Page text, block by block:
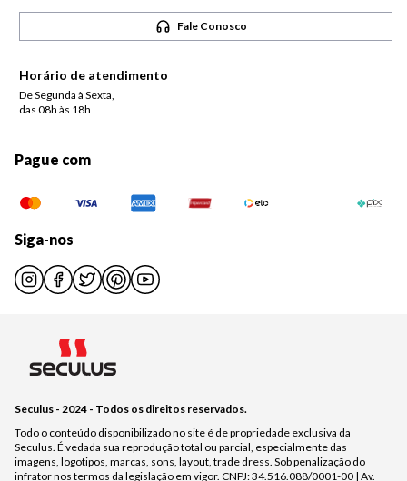
Fale Conosco
Horário de atendimento
De Segunda à Sexta,
das 08h às 18h
Pague com
Siga-nos
Seculus - 2024 - Todos os direitos reservados.
Todo o conteúdo disponibilizado no site é de propriedade exclusiva da
Seculus. É vedada sua reprodução total ou parcial, especialmente das
imagens, logotipos, marcas, sons, layout, trade dress. Sob penalização do
infrator nos termos da legislação em vigor. CNPJ: 34.516.088/0001-00 | Av.